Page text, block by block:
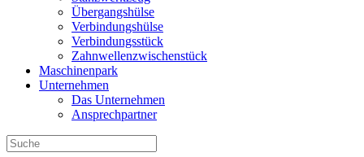
Übergangshülse
Verbindungshülse
Verbindungsstück
Zahnwellen­zwischenstück
Maschinenpark
Unternehmen
Das Unternehmen
Ansprechpartner